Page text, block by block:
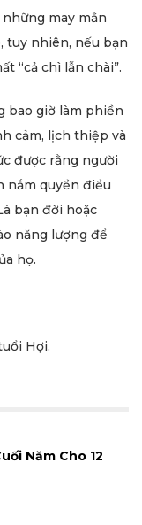
may mắn
tuy nhiên, nếu bạn
“cả chì lẫn chài”.
bao giờ làm phiền
cảm, lịch thiệp và
được rằng người
nắm quyền điều
bạn đời hoặc
năng lượng để
họ.
Hợi.
Năm Cho 12